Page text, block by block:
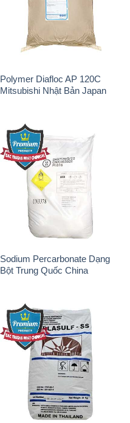
Polymer Diafloc AP 120C
Mitsubishi Nhật Bản Japan
Sodium Percarbonate Dạng
Bột Trung Quốc China